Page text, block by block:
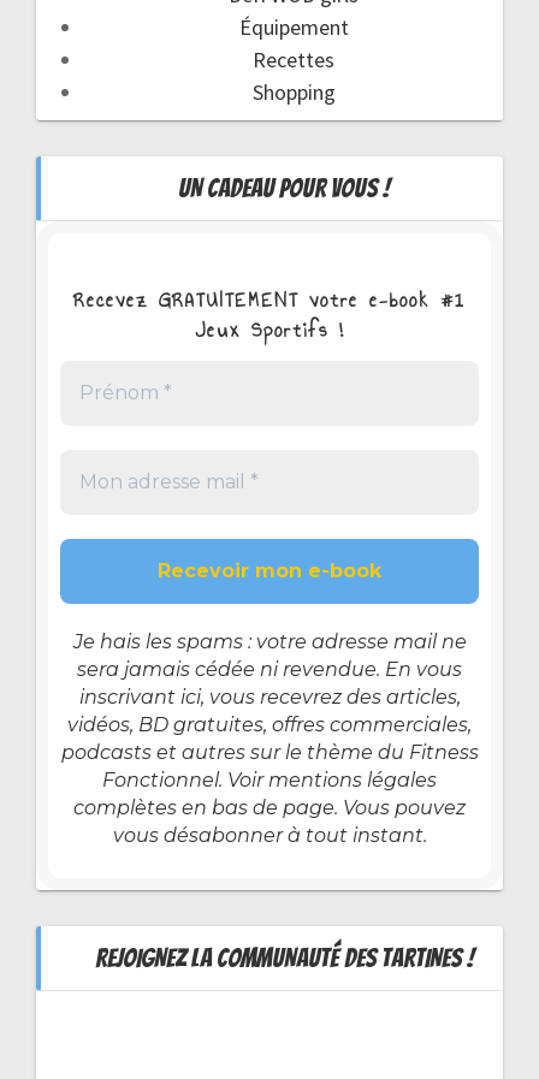
Équipement
Recettes
Shopping
UN CADEAU POUR VOUS !
Recevez GRATUITEMENT votre e-book #1
Jeux Sportifs !
Je hais les spams : votre adresse mail ne
sera jamais cédée ni revendue. En vous
inscrivant ici, vous recevrez des articles,
vidéos, BD gratuites, offres commerciales,
podcasts et autres sur le thème du Fitness
Fonctionnel. Voir mentions légales
complètes en bas de page. Vous pouvez
vous désabonner à tout instant.
REJOIGNEZ LA COMMUNAUTÉ DES TARTINES !